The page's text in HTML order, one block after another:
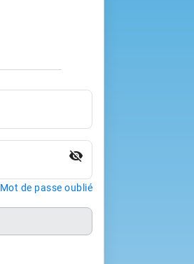
visibility_off
Mot de passe oublié